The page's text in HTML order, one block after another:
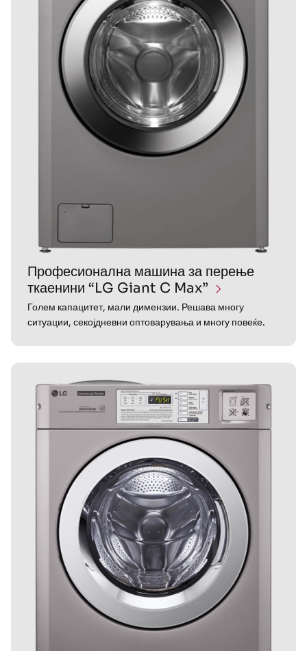
Професионална машина за перење
ткаенини “LG Giant C Max”
Голем капацитет, мали димензии. Решава многу
ситуации, секојдневни оптоварувања и многу повеќе.